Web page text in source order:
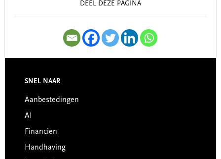
DEEL DEZE PAGINA
Footer
SNEL NAAR
Aanbestedingen
AI
Financiën
Handhaving